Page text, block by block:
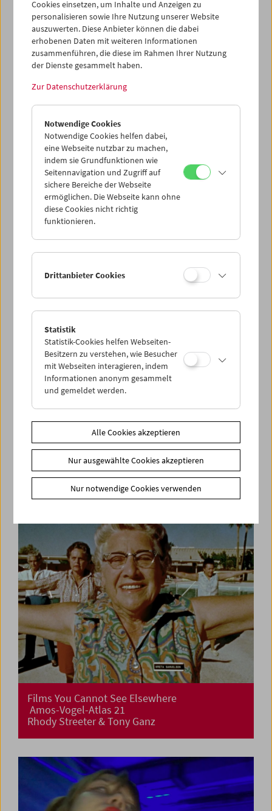
Crossing Europe zu Gast
Befreiung! Neuanfang?
Leben nach dem Konzentrationslager
Films You Cannot See Elsewhere
Amos-Vogel-Atlas 21
Rhody Streeter & Tony Ganz
Cookies einsetzen, um Inhalte und Anzeigen zu
personalisieren sowie Ihre Nutzung unserer Website
auszuwerten. Diese Anbieter können die dabei
erhobenen Daten mit weiteren Informationen
zusammenführen, die diese im Rahmen Ihrer Nutzung
der Dienste gesammelt haben.
Zur Datenschutzerklärung
Notwendige Cookies
Notwendige Cookies helfen dabei,
eine Webseite nutzbar zu machen,
indem sie Grundfunktionen wie
Seitennavigation und Zugriff auf
sichere Bereiche der Webseite
ermöglichen. Die Webseite kann ohne
diese Cookies nicht richtig
funktionieren.
Drittanbieter Cookies
Statistik
Statistik-Cookies helfen Webseiten-
Besitzern zu verstehen, wie Besucher
mit Webseiten interagieren, indem
Informationen anonym gesammelt
und gemeldet werden.
Alle Cookies akzeptieren
Nur ausgewählte Cookies akzeptieren
Nur notwendige Cookies verwenden